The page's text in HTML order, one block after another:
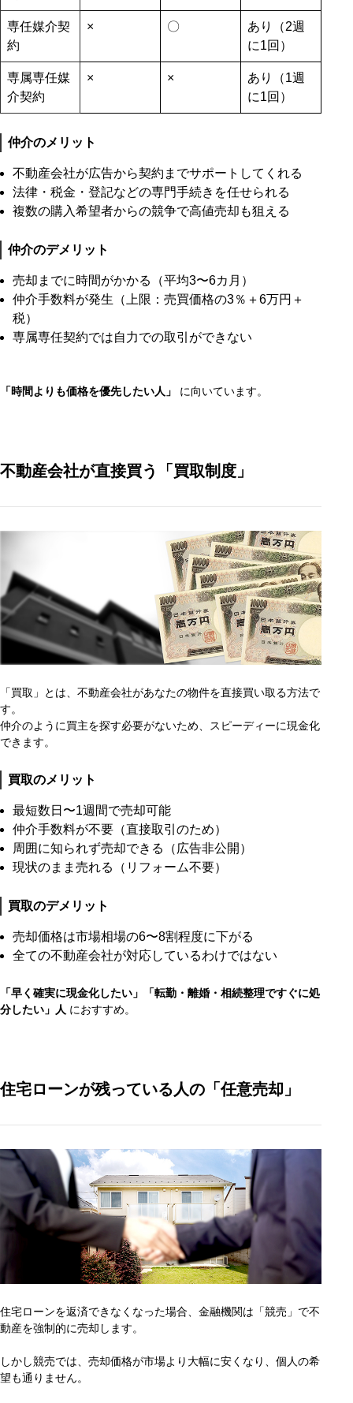
専任媒介契
約
× 〇
あり（2週
に1回）
専属専任媒
介契約
× ×
あり（1週
に1回）
仲介のメリット
不動産会社が広告から契約までサポートしてくれる
法律・税金・登記などの専門手続きを任せられる
複数の購入希望者からの競争で高値売却も狙える
仲介のデメリット
売却までに時間がかかる（平均3〜6カ月）
仲介手数料が発生（上限：売買価格の3％＋6万円＋
税）
専属専任契約では自力での取引ができない
「時間よりも価格を優先したい人」 に向いています。
不動産会社が直接買う「買取制度」
「買取」とは、不動産会社があなたの物件を直接買い取る方法で
す。
仲介のように買主を探す必要がないため、スピーディーに現金化
できます。
買取のメリット
最短数日〜1週間で売却可能
仲介手数料が不要（直接取引のため）
周囲に知られず売却できる（広告非公開）
現状のまま売れる（リフォーム不要）
買取のデメリット
売却価格は市場相場の6〜8割程度に下がる
全ての不動産会社が対応しているわけではない
「早く確実に現金化したい」「転勤・離婚・相続整理ですぐに処
分したい」人 におすすめ。
住宅ローンが残っている人の「任意売却」
住宅ローンを返済できなくなった場合、金融機関は「競売」で不
動産を強制的に売却します。
しかし競売では、売却価格が市場より大幅に安くなり、個人の希
望も通りません。